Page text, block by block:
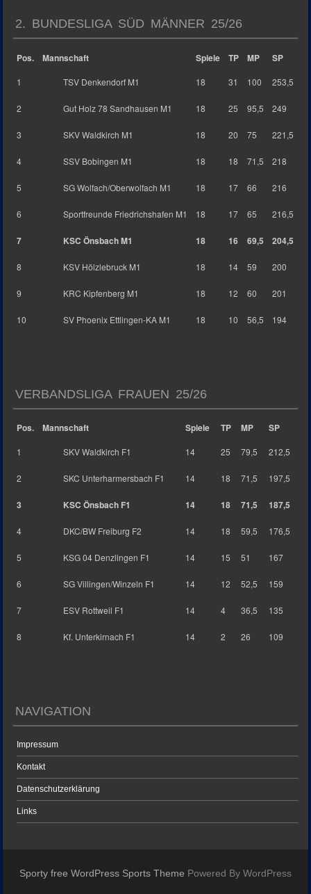
2. BUNDESLIGA SÜD MÄNNER 25/26
Pos. Mannschaft Spiele TP MP SP
1 TSV Denkendorf M1 18 31 100 253,5
2 Gut Holz 78 Sandhausen M1 18 25 95,5 249
3 SKV Waldkirch M1 18 20 75 221,5
4 SSV Bobingen M1 18 18 71,5 218
5 SG Wolfach/Oberwolfach M1 18 17 66 216
6 Sportfreunde Friedrichshafen M1 18 17 65 216,5
7 KSC Önsbach M1 18 16 69,5 204,5
8 KSV Hölzlebruck M1 18 14 59 200
9 KRC Kipfenberg M1 18 12 60 201
10 SV Phoenix Ettlingen-KA M1 18 10 56,5 194
VERBANDSLIGA FRAUEN 25/26
Pos. Mannschaft Spiele TP MP SP
1 SKV Waldkirch F1 14 25 79,5 212,5
2 SKC Unterharmersbach F1 14 18 71,5 197,5
3 KSC Önsbach F1 14 18 71,5 187,5
4 DKC/BW Freiburg F2 14 18 59,5 176,5
5 KSG 04 Denzlingen F1 14 15 51 167
6 SG Villingen/Winzeln F1 14 12 52,5 159
7 ESV Rottweil F1 14 4 36,5 135
8 Kf. Unterkirnach F1 14 2 26 109
NAVIGATION
Impressum
Kontakt
Datenschutzerklärung
Links
Sporty free WordPress Sports Theme Powered By WordPress